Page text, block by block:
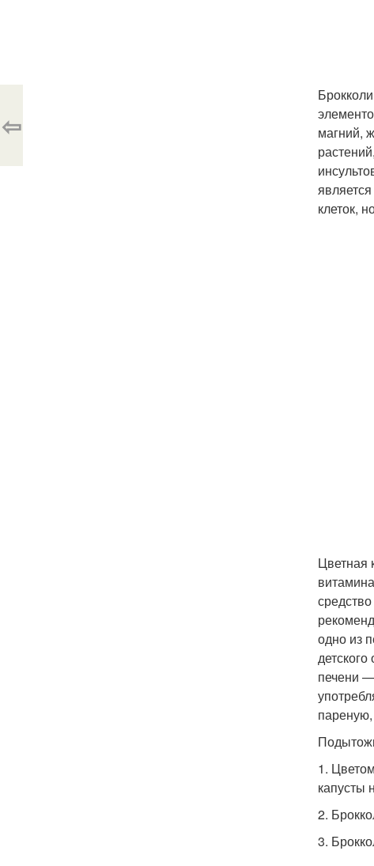
магний,
клеток,
Цветная
одно из
печени
1.
капусты
2.
3.
⇦